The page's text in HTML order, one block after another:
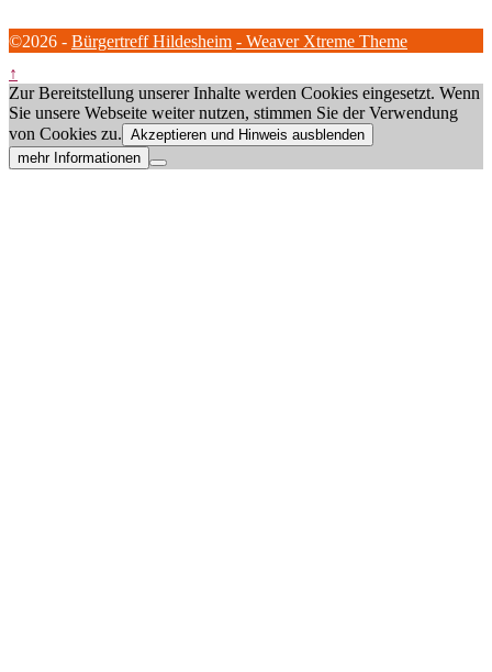
©2026 - Bürgertreff Hildesheim - Weaver Xtreme Theme
↑
Zur Bereitstellung unserer Inhalte werden Cookies eingesetzt. Wenn
Sie unsere Webseite weiter nutzen, stimmen Sie der Verwendung
von Cookies zu. Akzeptieren und Hinweis ausblenden
mehr Informationen